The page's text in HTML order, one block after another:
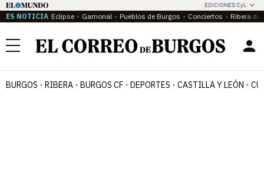
EDICIONES CyL
ES NOTICIA Eclipse Gamonal Pueblos de Burgos Conciertos Ribera del
Menú
BURGOS RIBERA BURGOS CF DEPORTES CASTILLA Y LEÓN